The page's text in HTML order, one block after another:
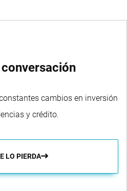
cambios en inversión
y crédito.
LO PIERDA